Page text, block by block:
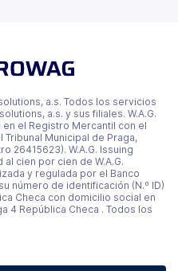
a.s. Todos los servicios
a.s. y sus filiales. W.A.G.
el Registro Mercantil con el
Municipal de Praga,
26415623). W.A.G. Issuing
cien por cien de W.A.G.
y regulada por el Banco
número de identificación (N.º ID)
Checa con domicilio social en
4 República Checa . Todos los